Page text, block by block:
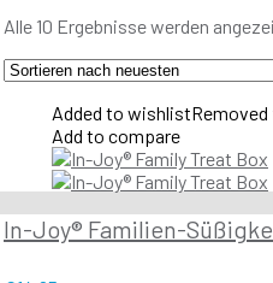
Alle 10 Ergebnisse werden
Added to wishlist
Add to compare
In-Joy® Familien-